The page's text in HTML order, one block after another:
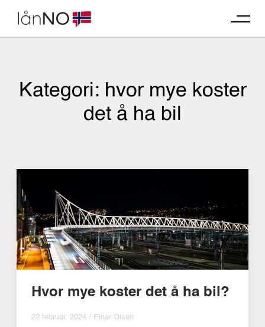
content
Kategori: hvor mye koster
det å ha bil
Hvor mye koster det å ha bil?
22 februar, 2024 / Einar Olsen